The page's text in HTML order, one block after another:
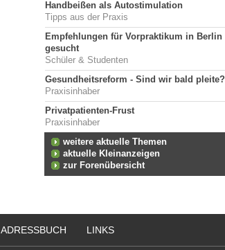
Handbeißen als Autostimulation
Tipps aus der Praxis
Empfehlungen für Vorpraktikum in Berlin
gesucht
Schüler & Studenten
Gesundheitsreform - Sind wir bald pleite?
Praxisinhaber
Privatpatienten-Frust
Praxisinhaber
weitere aktuelle Themen
aktuelle Kleinanzeigen
zur Forenübersicht
ADRESSBUCH LINKS